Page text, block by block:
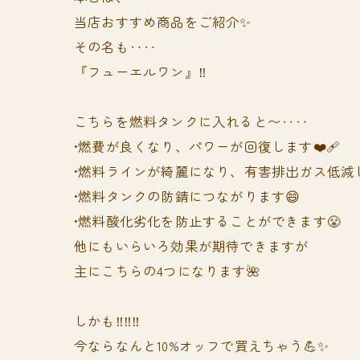
当店おすすめ商品をご紹介✨
その名も‥‥
『フューエルワン』‼️
こちらを燃料タンクに入れると〜‥‥
•燃費が良くなり、パワーが回復します❤️‍🩹
•燃料ラインが綺麗になり、有害排出ガス低減
•燃料タンクの防錆につながります😄
•燃料酸化劣化を防止することができます😤
他にもいらいろ効果が期待できますが
主にこちらの4つになります🌺
しかも‼️‼️‼️
今ならなんと10%オッフで買えちゃう💪✨